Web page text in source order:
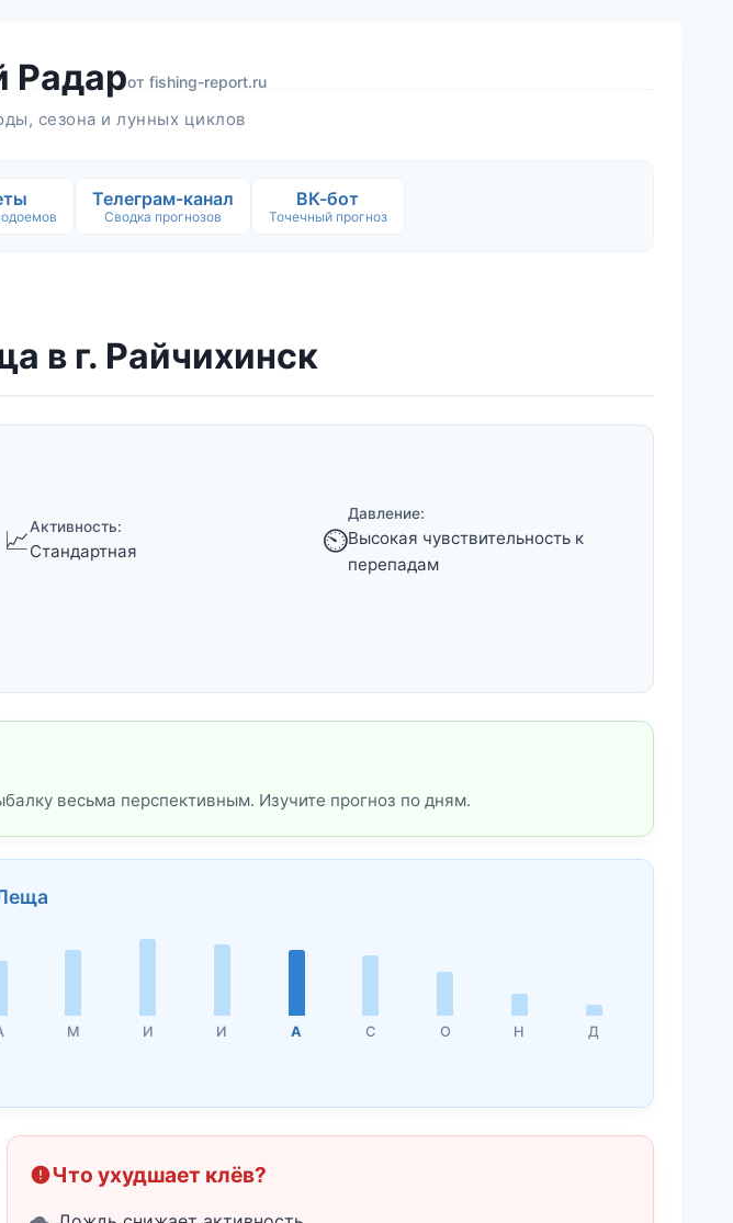
Радарот fishing-report.ru
сезона и лунных циклов
Телеграм-канал
Сводка прогнозов
ВК-бот
Точечный прогноз
в г. Райчихинск
📈Активность:
Стандартная ⏲️
Давление:
Высокая чувствительность к
перепадам
весьма перспективным. Изучите прогноз по дням.
М И И А С О Н Д
Что ухудшает клёв?